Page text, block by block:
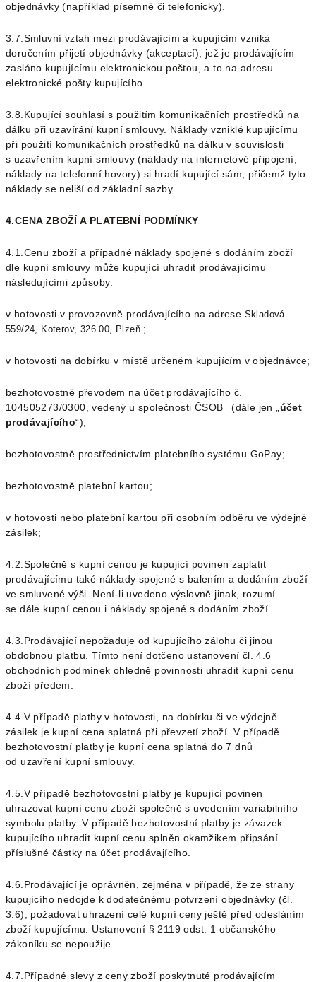
objednávky (například písemně či telefonicky).
3.7.Smluvní vztah mezi prodávajícím a kupujícím vzniká
doručením přijetí objednávky (akceptací), jež je prodávajícím
zasláno kupujícímu elektronickou poštou, a to na adresu
elektronické pošty kupujícího.
3.8.Kupující souhlasí s použitím komunikačních prostředků na
dálku při uzavírání kupní smlouvy. Náklady vzniklé kupujícímu
při použití komunikačních prostředků na dálku v souvislosti
s uzavřením kupní smlouvy (náklady na internetové připojení,
náklady na telefonní hovory) si hradí kupující sám, přičemž tyto
náklady se neliší od základní sazby.
4.CENA ZBOŽÍ A PLATEBNÍ PODMÍNKY
4.1.Cenu zboží a případné náklady spojené s dodáním zboží
dle kupní smlouvy může kupující uhradit prodávajícímu
následujícími způsoby:
v hotovosti v provozovně prodávajícího na adrese Skladová
559/24, Koterov, 326 00, Plzeň ;
v hotovosti na dobírku v místě určeném kupujícím v objednávce;
bezhotovostně převodem na účet prodávajícího č.
104505273/0300, vedený u společnosti ČSOB (dále jen „ účet
prodávajícího“);
bezhotovostně prostřednictvím platebního systému GoPay;
bezhotovostně platební kartou;
v hotovosti nebo platební kartou při osobním odběru ve výdejně
zásilek;
4.2.Společně s kupní cenou je kupující povinen zaplatit
prodávajícímu také náklady spojené s balením a dodáním zboží
ve smluvené výši. Není-li uvedeno výslovně jinak, rozumí
se dále kupní cenou i náklady spojené s dodáním zboží.
4.3.Prodávající nepožaduje od kupujícího zálohu či jinou
obdobnou platbu. Tímto není dotčeno ustanovení čl.4.6
obchodních podmínek ohledně povinnosti uhradit kupní cenu
zboží předem.
4.4.V případě platby v hotovosti, na dobírku či ve výdejně
zásilek je kupní cena splatná při převzetí zboží. V případě
bezhotovostní platby je kupní cena splatná do 7 dnů
od uzavření kupní smlouvy.
4.5.V případě bezhotovostní platby je kupující povinen
uhrazovat kupní cenu zboží společně s uvedením variabilního
symbolu platby. V případě bezhotovostní platby je závazek
kupujícího uhradit kupní cenu splněn okamžikem připsání
příslušné částky na účet prodávajícího.
4.6.Prodávající je oprávněn, zejména v případě, že ze strany
kupujícího nedojde k dodatečnému potvrzení objednávky (čl.
3.6), požadovat uhrazení celé kupní ceny ještě před odesláním
zboží kupujícímu. Ustanovení § 2119 odst. 1 občanského
zákoníku se nepoužije.
4.7.Případné slevy z ceny zboží poskytnuté prodávajícím